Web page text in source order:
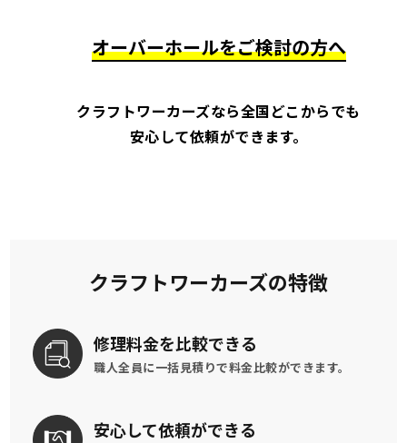
オーバーホールをご検討の方へ
クラフトワーカーズなら全国どこからでも
安心して依頼ができます。
クラフトワーカーズの特徴
修理料金を比較できる
職人全員に一括見積りで料金比較ができます。
安心して依頼ができる